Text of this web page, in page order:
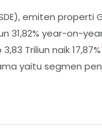
emiten
31,82% year-on-
Triliun naik
yaitu segmen